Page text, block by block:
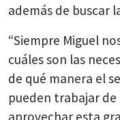
además de buscar
“Siempre Miguel
cuáles son las
de qué manera el
pueden trabajar
aprovechar esta